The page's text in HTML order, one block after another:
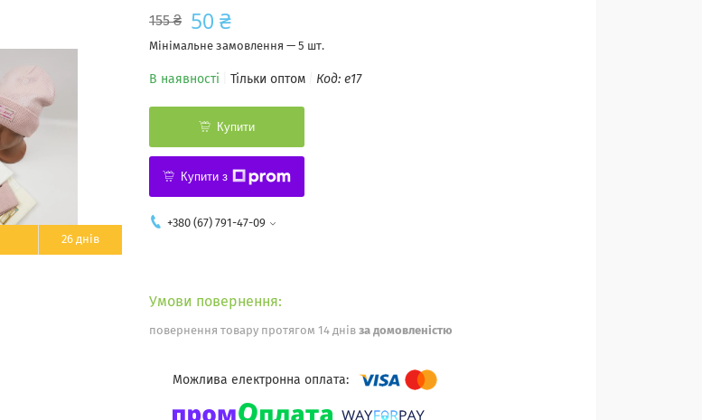
26 днів
155 ₴ 50 ₴
Мінімальне замовлення — 5 шт.
В наявності Тільки оптом Код: e17
Купити
Купити з
+380 (67) 791-47-09
повернення товару протягом 14 днів за домовленістю